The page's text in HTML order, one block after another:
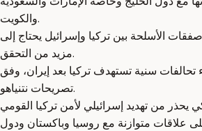
والكويت.
الأسلحة بين تركيا وإسرائيل يحتاج إلى
مزيد من التحقق.
تحالفات سنية تستهدف تركيا بعد إيران، وفق
تصريحات نتنياهو.
علاقات متوازنة مع روسيا وباكستان ودول